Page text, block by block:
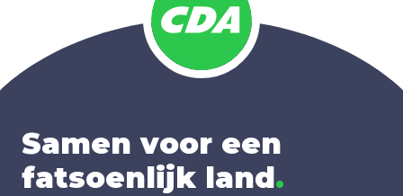
Samen voor een
fatsoenlijk land.